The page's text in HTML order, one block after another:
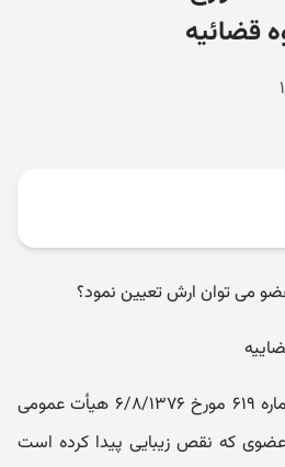
قضائیه
می توان ارش تعیین نمود؟
براساس رأی وحدت رویه شماره ۶۱۹ مورخ ۶/۸/۱۳۷۶ هیأت عمومی
که نقص زیبایی پیدا کرده است